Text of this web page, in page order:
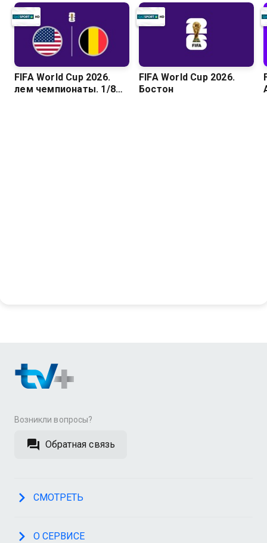
FIFA World Cup 2026.
Әлем чемпионаты. 1/8
FIFA World Cup 2026.
Бостон
Возникли вопросы?
Обратная связь
СМОТРЕТЬ
О СЕРВИСЕ